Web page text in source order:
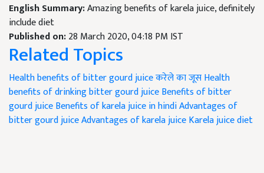
English Summary:Amazing benefits of karela juice, definitely
include diet
Published on:28 March 2020, 04:18 PM IST
Related Topics
Health benefits of bitter gourd juiceकरेले का जूसHealth
benefits of drinking bitter gourd juiceBenefits of bitter
gourd juiceBenefits of karela juice in hindiAdvantages of
bitter gourd juiceAdvantages of karela juiceKarela juice diet